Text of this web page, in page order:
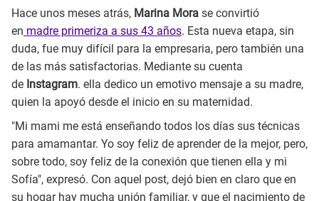
Hace unos meses atrás, Marina Mora se convirtió
en madre primeriza a sus 43 años. Esta nueva etapa, sin
duda, fue muy difícil para la empresaria, pero también una
de las más satisfactorias. Mediante su cuenta
de Instagram. ella dedico un emotivo mensaje a su madre,
quien la apoyó desde el inicio en su maternidad.
"Mi mami me está enseñando todos los días sus técnicas
para amamantar. Yo soy feliz de aprender de la mejor, pero,
sobre todo, soy feliz de la conexión que tienen ella y mi
Sofía", expresó. Con aquel post, dejó bien en claro que en
su hogar hay mucha unión familiar, y que el nacimiento de